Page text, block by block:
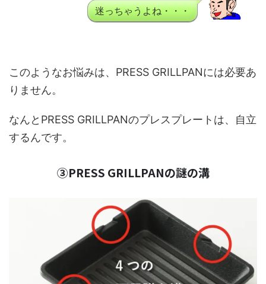
迷っちゃうよね・・・
このようなお悩みは、PRESS GRILLPANには必要あ
りません。
なんとPRESS GRILLPANのプレスプレートは、自立
するんです。
③PRESS GRILLPANの謎の溝